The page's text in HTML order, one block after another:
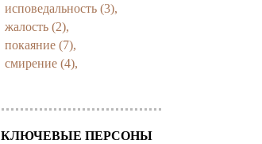
исповедальность (3),
жалость (2),
покаяние (7),
смирение (4),
КЛЮЧЕВЫЕ ПЕРСОНЫ